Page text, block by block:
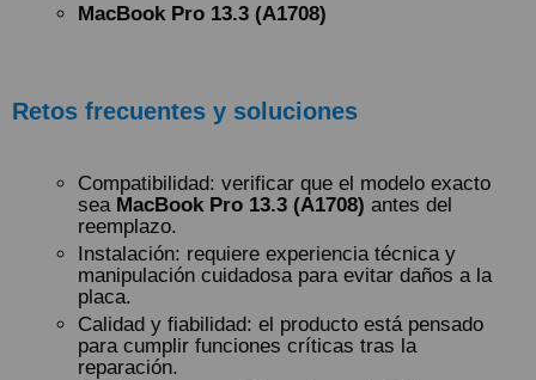
MacBook Pro 13.3 (A1708)
Retos frecuentes y soluciones
Compatibilidad: verificar que el modelo exacto
sea MacBook Pro 13.3 (A1708) antes del
reemplazo.
Instalación: requiere experiencia técnica y
manipulación cuidadosa para evitar daños a la
placa.
Calidad y fiabilidad: el producto está pensado
para cumplir funciones críticas tras la
reparación.